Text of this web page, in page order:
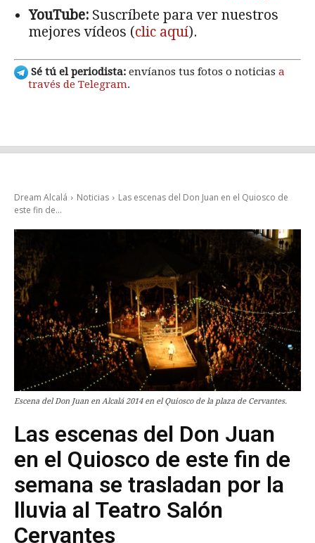
YouTube: Suscríbete para ver nuestros
mejores vídeos (clic aquí).
Sé tú el periodista: envíanos tus fotos o noticias a
través de Telegram.